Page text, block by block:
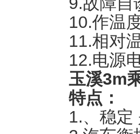
10.作温
11.相对
12.电源
玉溪3m
特点：
1.、稳定